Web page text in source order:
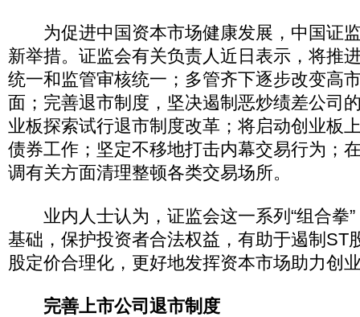
为促进中国资本市场健康发展，中国证
新举措。证监会有关负责人近日表示，将推
统一和监管审核统一；多管齐下逐步改变高
面；完善退市制度，坚决遏制恶炒绩差公司
业板探索试行退市制度改革；将启动创业板
债券工作；坚定不移地打击内幕交易行为；
调有关方面清理整顿各类交易场所。
业内人士认为，证监会这一系列“组合拳”
基础，保护投资者合法权益，有助于遏制ST
股定价合理化，更好地发挥资本市场助力创
完善上市公司退市制度